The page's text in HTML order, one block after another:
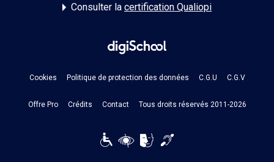
Consulter la certification Qualiopi
Cookies Politique de protection des données C.G.U C.G.V
Offre Pro Crédits Contact Tous droits réservés 2011-2026